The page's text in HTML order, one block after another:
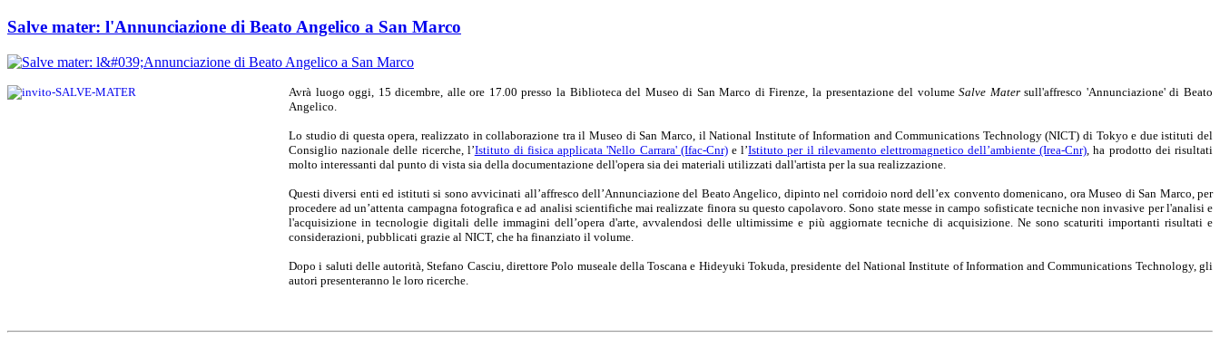
Salve mater: l'Annunciazione di Beato Angelico a San Marco
Avrà luogo oggi, 15 dicembre, alle ore 17.00 presso la Biblioteca del Museo di San Marco di Firenze, la presentazione del volumeSalve Matersull'affresco 'Annunciazione' di Beato
Angelico.
Lo studio di questa opera, realizzato in collaborazione tra il Museo di San Marco, il National Institute of Information and Communications Technology (NICT) di Tokyo e due istituti del
Consiglio nazionale delle ricerche, l’Istituto di fisica applicata 'Nello Carrara' (Ifac-Cnr)el’Istituto per il rilevamento elettromagnetico dell’ambiente (Irea-Cnr) , ha prodotto dei risultati
molto interessanti dal punto di vista sia della documentazione dell'opera sia dei materiali utilizzati dall'artista per la sua realizzazione.
Questi diversi enti ed istituti si sono avvicinati all’affresco dell’Annunciazione del Beato Angelico, dipinto nel corridoio nord dell’ex convento domenicano, ora Museo di San Marco, per
procedere ad un’attenta campagna fotografica e ad analisi scientifiche mai realizzate finora su questo capolavoro. Sono state messe in campo sofisticate tecniche non invasive per l'analisi e
l'acquisizione in tecnologie digitali delle immagini dell’opera d'arte, avvalendosi delle ultimissime e più aggiornate tecniche di acquisizione. Ne sono scaturiti importanti risultati e
considerazioni, pubblicati grazie al NICT, che ha finanziato il volume.
Dopo i saluti delle autorità, Stefano Casciu, direttore Polo museale della Toscana e Hideyuki Tokuda, presidente del National Institute of Information and Communications Technology, gli
autori presenteranno le loro ricerche.